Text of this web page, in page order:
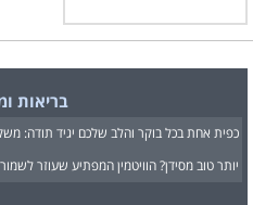
בריאות
כפית אחת בכל בוקר והלב שלכם יגיד תודה:
יותר טוב מסידן? הוויטמין המפתיע שעוזר